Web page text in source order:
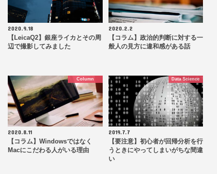
2020.9.18
【LeicaQ2】銀座ライカとその周
辺で撮影してみました
2020.2.2
【コラム】政治的判断に対する一
般人の見方に違和感がある話
Column
2020.8.11
【コラム】Windowsではなく
Macにこだわる人がいる理由
Data Science
2019.7.7
【要注意】初心者が回帰分析を行
うときにやってしまいがちな間違
い